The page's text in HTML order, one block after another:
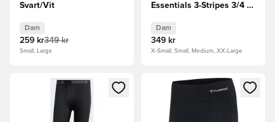
Svart/Vit
Dam
259 kr349 kr
Small, Large
Essentials 3-Stripes 3/4 -
Dam
349 kr
X-Small, Small, Medium, XX-Large
Öppnar en Modal för att logga in eller registrera dig som
Öppnar en Modal för att